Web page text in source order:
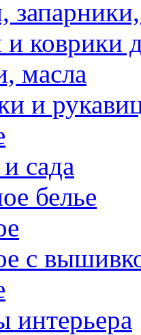
коврики
масла
и
сада
белье
с
интерьера